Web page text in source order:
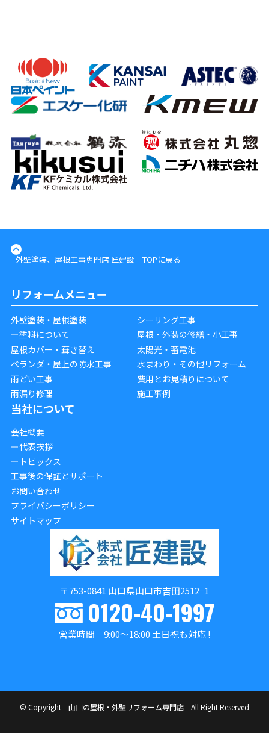
外壁塗装、屋根工事専門店 匠建設 TOPに戻る
リフォームメニュー
外壁塗装・屋根塗装
塗料について
屋根カバー・葺き替え
ベランダ・屋上の防水工事
雨どい工事
雨漏り修理
シーリング工事
屋根・外装の修繕・小工事
太陽光・蓄電池
水まわり・その他リフォーム
費用とお見積りについて
施工事例
当社について
会社概要
代表挨拶
トピックス
工事後の保証とサポート
お問い合わせ
プライバシーポリシー
サイトマップ
〒753-0841 山口県山口市吉田2512−1
0120-40-1997
営業時間 9:00～18:00 土日祝も対応 !
© Copyright 山口の屋根・外壁リフォーム専門店 All Right Reserved